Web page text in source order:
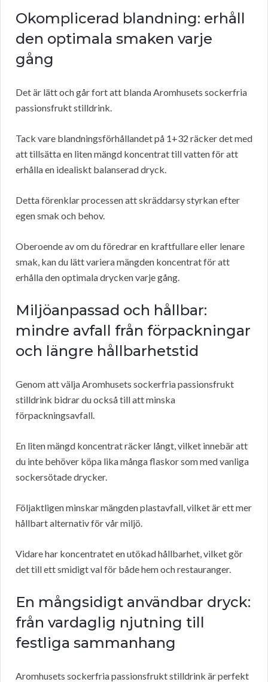
Okomplicerad blandning: erhåll
den optimala smaken varje
gång
Det är lätt och går fort att blanda Aromhusets sockerfria
passionsfrukt stilldrink.
Tack vare blandningsförhållandet på 1+32 räcker det med
att tillsätta en liten mängd koncentrat till vatten för att
erhålla en idealiskt balanserad dryck.
Detta förenklar processen att skräddarsy styrkan efter
egen smak och behov.
Oberoende av om du föredrar en kraftfullare eller lenare
smak, kan du lätt variera mängden koncentrat för att
erhålla den optimala drycken varje gång.
Miljöanpassad och hållbar:
mindre avfall från förpackningar
och längre hållbarhetstid
Genom att välja Aromhusets sockerfria passionsfrukt
stilldrink bidrar du också till att minska
förpackningsavfall.
En liten mängd koncentrat räcker långt, vilket innebär att
du inte behöver köpa lika många flaskor som med vanliga
sockersötade drycker.
Följaktligen minskar mängden plastavfall, vilket är ett mer
hållbart alternativ för vår miljö.
Vidare har koncentratet en utökad hållbarhet, vilket gör
det till ett smidigt val för både hem och restauranger.
En mångsidigt användbar dryck:
från vardaglig njutning till
festliga sammanhang
Aromhusets sockerfria passionsfrukt stilldrink är perfekt